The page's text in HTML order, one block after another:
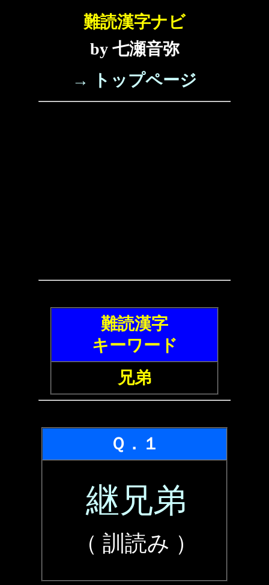
難読漢字ナビ
by 七瀬音弥
→ トップページ
難読漢字
キーワード
兄弟
Ｑ．１
継兄弟
（ 訓読み ）